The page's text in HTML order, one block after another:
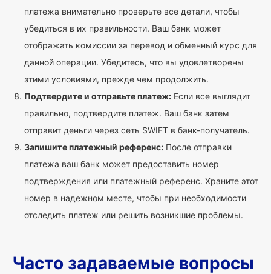
платежа внимательно проверьте все детали, чтобы
убедиться в их правильности. Ваш банк может
отображать комиссии за перевод и обменный курс для
данной операции. Убедитесь, что вы удовлетворены
этими условиями, прежде чем продолжить.
Подтвердите и отправьте платеж: Если все выглядит
правильно, подтвердите платеж. Ваш банк затем
отправит деньги через сеть SWIFT в банк-получатель.
Запишите платежный референс: После отправки
платежа ваш банк может предоставить номер
подтверждения или платежный референс. Храните этот
номер в надежном месте, чтобы при необходимости
отследить платеж или решить возникшие проблемы.
Часто задаваемые вопросы